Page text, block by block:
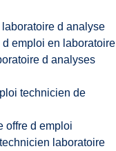
d analyse
d emploi en laboratoire
d analyses
technicien de
offre d emploi
laboratoire